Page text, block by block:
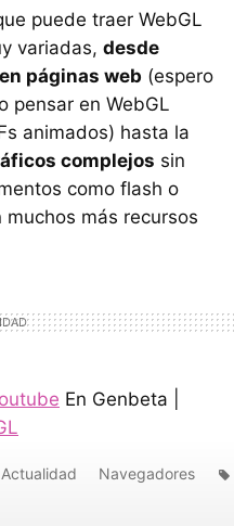
puede traer WebGL
variadas, desde
páginas web (espero
pensar en WebGL
animados) hasta la
complejos sin
como flash o
más recursos
En Genbeta |
Actualidad Navegadores